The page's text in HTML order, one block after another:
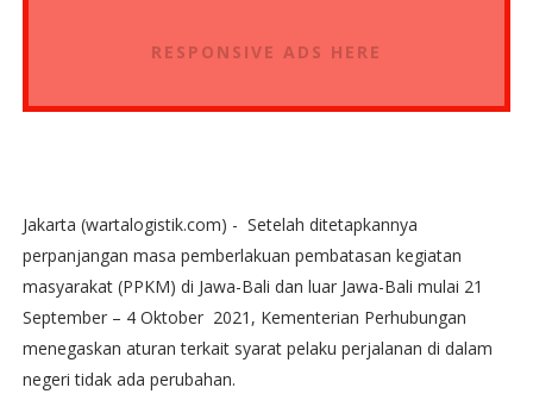
RESPONSIVE ADS HERE
Jakarta (wartalogistik.com) - Setelah ditetapkannya
perpanjangan masa pemberlakuan pembatasan kegiatan
masyarakat (PPKM) di Jawa-Bali dan luar Jawa-Bali mulai 21
September – 4 Oktober 2021, Kementerian Perhubungan
menegaskan aturan terkait syarat pelaku perjalanan di dalam
negeri tidak ada perubahan.